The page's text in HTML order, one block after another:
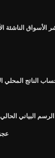
الأسواق الناشئة
الناتج المحلي
الرسم البياني